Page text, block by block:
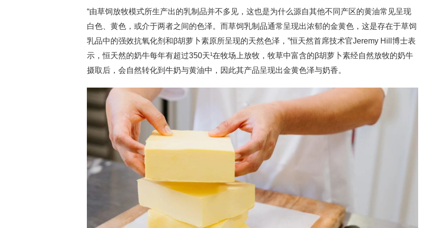
“由草饲放牧模式所生产出的乳制品并不多见，这也是为什么源自其他不同产区的黄油常见呈现
白色、黄色，或介于两者之间的色泽。而草饲乳制品通常呈现出浓郁的金黄色，这是存在于草饲
乳品中的强效抗氧化剂和β胡萝卜素原所呈现的天然色泽，”恒天然首席技术官Jeremy Hill博士表
示，恒天然的奶牛每年有超过350天¹在牧场上放牧，牧草中富含的β胡萝卜素经自然放牧的奶牛
摄取后，会自然转化到牛奶与黄油中，因此其产品呈现出金黄色泽与奶香。